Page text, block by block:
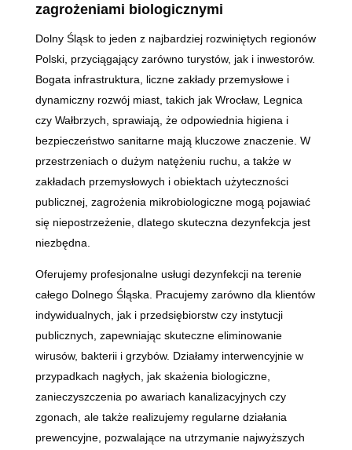
zagrożeniami biologicznymi
Dolny Śląsk to jeden z najbardziej rozwiniętych regionów
Polski, przyciągający zarówno turystów, jak i inwestorów.
Bogata infrastruktura, liczne zakłady przemysłowe i
dynamiczny rozwój miast, takich jak Wrocław, Legnica
czy Wałbrzych, sprawiają, że odpowiednia higiena i
bezpieczeństwo sanitarne mają kluczowe znaczenie. W
przestrzeniach o dużym natężeniu ruchu, a także w
zakładach przemysłowych i obiektach użyteczności
publicznej, zagrożenia mikrobiologiczne mogą pojawiać
się niepostrzeżenie, dlatego skuteczna dezynfekcja jest
niezbędna.
Oferujemy profesjonalne usługi dezynfekcji na terenie
całego Dolnego Śląska. Pracujemy zarówno dla klientów
indywidualnych, jak i przedsiębiorstw czy instytucji
publicznych, zapewniając skuteczne eliminowanie
wirusów, bakterii i grzybów. Działamy interwencyjnie w
przypadkach nagłych, jak skażenia biologiczne,
zanieczyszczenia po awariach kanalizacyjnych czy
zgonach, ale także realizujemy regularne działania
prewencyjne, pozwalające na utrzymanie najwyższych